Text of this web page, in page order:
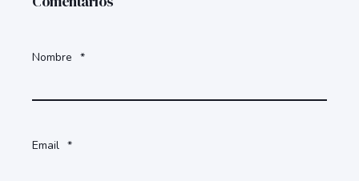
Nombre *
Email *